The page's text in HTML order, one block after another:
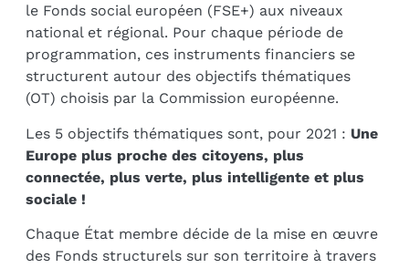
le Fonds social européen (FSE+) aux niveaux
national et régional. Pour chaque période de
programmation, ces instruments financiers se
structurent autour des objectifs thématiques
(OT) choisis par la Commission européenne.
Les 5 objectifs thématiques sont, pour 2021 : Une
Europe plus proche des citoyens, plus
connectée, plus verte, plus intelligente et plus
sociale !
Chaque État membre décide de la mise en œuvre
des Fonds structurels sur son territoire à travers